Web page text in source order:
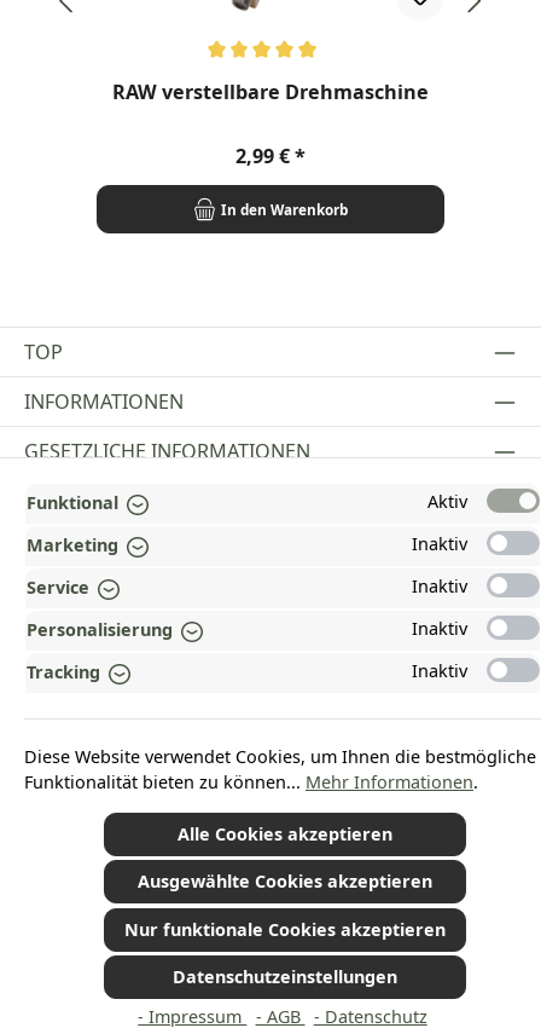
RAW verstellbare Drehmaschine
Regulärer Preis:
2,99 €
In den Warenkorb
TOP
INFORMATIONEN
GESETZLICHE INFORMATIONEN
ZAHLUNGS- UND VERSANDARTEN
AUSGEZEICHNET UND ZERTIFIZIERT!
WARUM HEAD-SHOP.DE?
UNSERE COMMUNITIES
*Alle Preise inkl. gesetzl. Mehrwertsteuer zzgl.Versandkosten
Nachnahmegebühren, wenn nicht anders angegeben.
© 2026 Plamundo GmbH - Alle Rechte vorbehalten. Theme byThemeWare®
Funktional
Aktiv
Marketing
Inaktiv
Service
Inaktiv
Personalisierung
Inaktiv
Tracking
Inaktiv
Diese Website verwendet Cookies, um Ihnen die bestmögliche
Funktionalität bieten zu können... Mehr Informationen.
Alle Cookies akzeptieren
Ausgewählte Cookies akzeptieren
Nur funktionale Cookies akzeptieren
Datenschutzeinstellungen
- Impressum
- AGB - Datenschutz